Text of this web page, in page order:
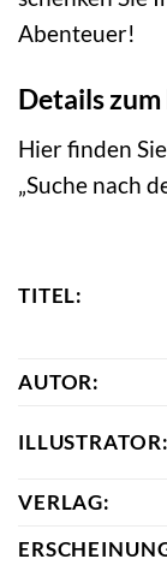
Abenteuer!
Details zum
Hier finden
„Suche nach
TITEL:
AUTOR:
ILLUSTRATOR:
VERLAG: